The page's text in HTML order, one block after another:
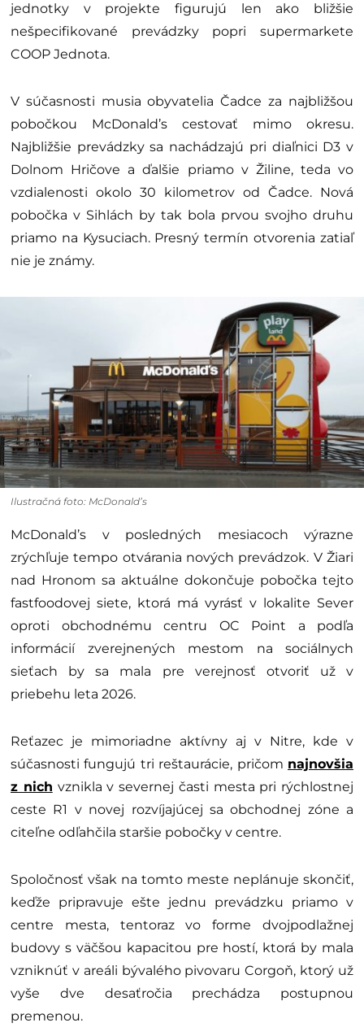
jednotky v projekte figurujú len ako bližšie
nešpecifikované prevádzky popri supermarkete
COOP Jednota.
V súčasnosti musia obyvatelia Čadce za najbližšou
pobočkou McDonald’s cestovať mimo okresu.
Najbližšie prevádzky sa nachádzajú pri diaľnici D3 v
Dolnom Hričove a ďalšie priamo v Žiline, teda vo
vzdialenosti okolo 30 kilometrov od Čadce. Nová
pobočka v Sihlách by tak bola prvou svojho druhu
priamo na Kysuciach. Presný termín otvorenia zatiaľ
nie je známy.
Ilustračná foto: McDonald’s
McDonald’s v posledných mesiacoch výrazne
zrýchľuje tempo otvárania nových prevádzok. V Žiari
nad Hronom sa aktuálne dokončuje pobočka tejto
fastfoodovej siete, ktorá má vyrásť v lokalite Sever
oproti obchodnému centru OC Point a podľa
informácií zverejnených mestom na sociálnych
sieťach by sa mala pre verejnosť otvoriť už v
priebehu leta 2026.
Reťazec je mimoriadne aktívny aj v Nitre, kde v
súčasnosti fungujú tri reštaurácie, pričom najnovšia
z nich vznikla v severnej časti mesta pri rýchlostnej
ceste R1 v novej rozvíjajúcej sa obchodnej zóne a
citeľne odľahčila staršie pobočky v centre.
Spoločnosť však na tomto meste neplánuje skončiť,
keďže pripravuje ešte jednu prevádzku priamo v
centre mesta, tentoraz vo forme dvojpodlažnej
budovy s väčšou kapacitou pre hostí, ktorá by mala
vzniknúť v areáli bývalého pivovaru Corgoň, ktorý už
vyše dve desaťročia prechádza postupnou
premenou.